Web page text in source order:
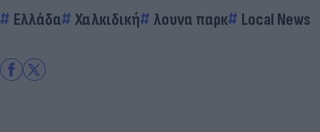
Ελλάδα Χαλκιδική λουνα παρκ Local News